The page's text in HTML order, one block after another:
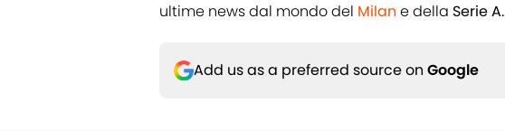
ultime news dal mondo del Milan e della Serie A.
Add us as a preferred source on Google